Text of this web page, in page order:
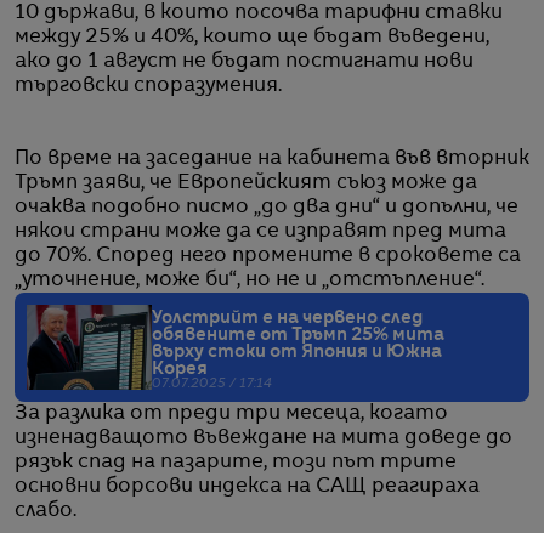
10 държави, в които посочва тарифни ставки
между 25% и 40%, които ще бъдат въведени,
ако до 1 август не бъдат постигнати нови
търговски споразумения.
По време на заседание на кабинета във вторник
Тръмп заяви, че Европейският съюз може да
очаква подобно писмо „до два дни“ и допълни, че
някои страни може да се изправят пред мита
до 70%. Според него промените в сроковете са
„уточнение, може би“, но не и „отстъпление“.
Уолстрийт е на червено след
обявените от Тръмп 25% мита
върху стоки от Япония и Южна
Корея
07.07.2025 / 17:14
За разлика от преди три месеца, когато
изненадващото въвеждане на мита доведе до
рязък спад на пазарите, този път трите
основни борсови индекса на САЩ реагираха
слабо.